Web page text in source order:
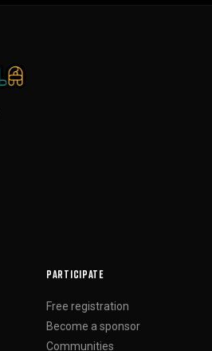
PARTICIPATE
Free registration
Become a sponsor
Communities